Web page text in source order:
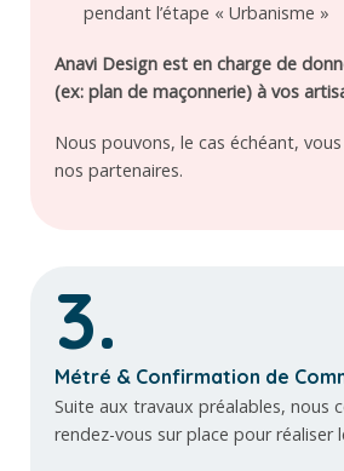
pendant l’étape « Urbanisme »
Anavi Design est en charge de
(ex: plan de maçonnerie) à vos
Nous pouvons, le cas échéant,
nos partenaires.
3.
Métré & Confirmation de
Suite aux travaux préalables, nous
rendez-vous sur place pour réaliser